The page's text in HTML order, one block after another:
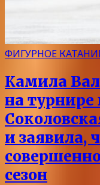
ФИГУРНОЕ
Камила
на
и заявила,
сезон